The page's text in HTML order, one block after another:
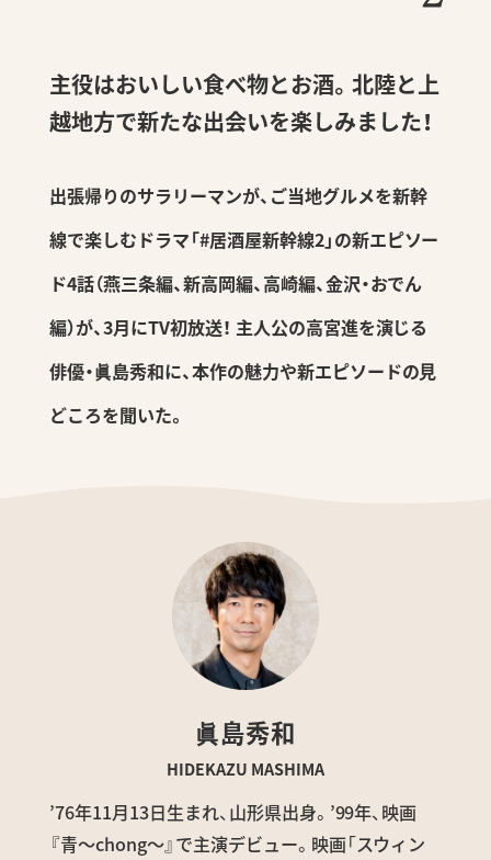
主役はおいしい食べ物とお酒。 北陸と上
越地方で新たな出会いを楽しみました！
出張帰りのサラリーマンが、ご当地グルメを新幹
線で楽しむドラマ「#居酒屋新幹線2」の新エピソー
ド4話（燕三条編、新高岡編、高崎編、金沢・おでん
編）が、3月にTV初放送！ 主人公の高宮進を演じる
俳優・眞島秀和に、本作の魅力や新エピソードの見
どころを聞いた。
眞島秀和
HIDEKAZU MASHIMA
’76年11月13日生まれ、山形県出身。’99年、映画
『青～chong～』で主演デビュー。映画「スウィン